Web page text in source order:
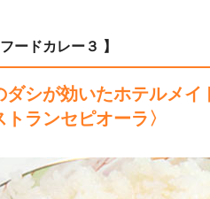
フードカレー３ 】
ダシが効いたホテルメイ
トランセピオーラ〉